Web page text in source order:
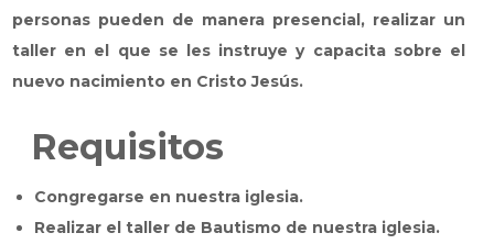
personas pueden de manera presencial, realizar un
taller en el que se les instruye y capacita sobre el
nuevo nacimiento en Cristo Jesús.
Requisitos
Congregarse en nuestra iglesia.
Realizar el taller de Bautismo de nuestra iglesia.